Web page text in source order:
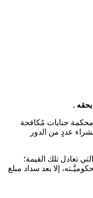
محكمة جنايات مُكافحة
العامة وقيامه بشراء عددٍ من الدور
التي تعادل تلك القيمة؛
بعد انقضاء مُدَّة محكوميَّـته، إلا بعد سداد مبلغ